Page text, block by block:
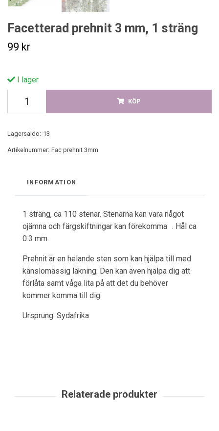
Facetterad prehnit 3 mm, 1 sträng
99 kr
I lager
KÖP
Lagersaldo: 13
Artikelnummer: Fac prehnit 3mm
INFORMATION
1 sträng, ca 110 stenar. Stenarna kan vara något
ojämna och färgskiftningar kan förekomma . Hål ca
0.3 mm.
Prehnit är en helande sten som kan hjälpa till med
känslomässig läkning. Den kan även hjälpa dig att
förlåta samt våga lita på att det du behöver
kommer komma till dig.
Ursprung: Sydafrika